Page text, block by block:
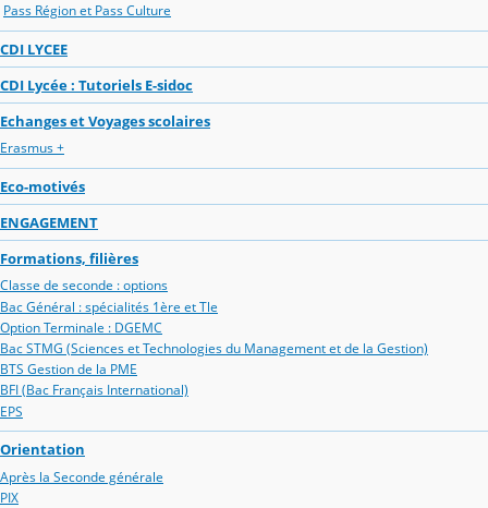
Pass Région et Pass Culture
CDI LYCEE
CDI Lycée : Tutoriels E-sidoc
Echanges et Voyages scolaires
Erasmus +
Eco-motivés
ENGAGEMENT
Formations, filières
Classe de seconde : options
Bac Général : spécialités 1ère et Tle
Option Terminale : DGEMC
Bac STMG (Sciences et Technologies du Management et de la Gestion)
BTS Gestion de la PME
BFI (Bac Français International)
EPS
Orientation
Après la Seconde générale
PIX